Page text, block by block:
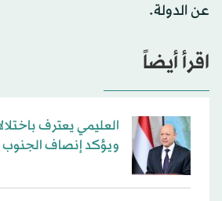
عن الدولة.
اقرأ أيضاً
العليمي يعترف
ويؤكد إنصاف الجنوب